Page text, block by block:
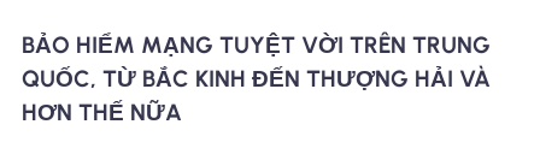
BẢO HIỂM MẠNG TUYỆT VỜI TRÊN TRUNG
QUỐC, TỪ BẮC KINH ĐẾN THƯỢNG HẢI VÀ
HƠN THẾ NỮA